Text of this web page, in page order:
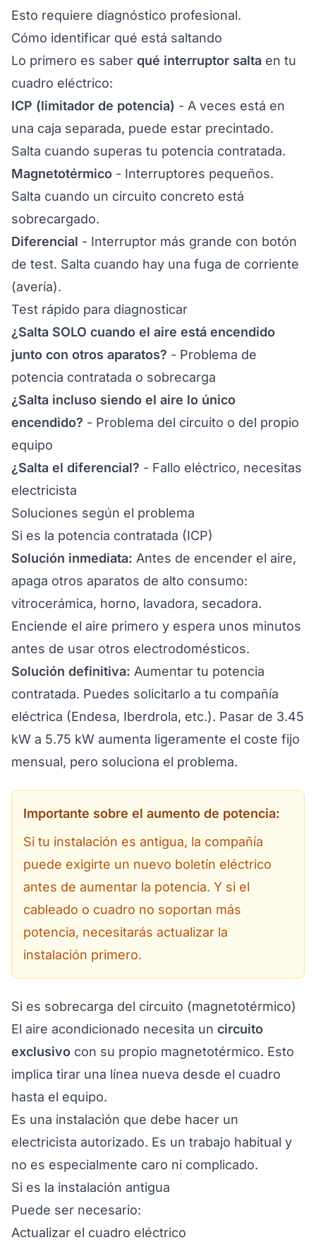
Esto requiere diagnóstico profesional.
Cómo identificar qué está saltando
Lo primero es saber qué interruptor salta en tu
cuadro eléctrico:
ICP (limitador de potencia) - A veces está en
una caja separada, puede estar precintado.
Salta cuando superas tu potencia contratada.
Magnetotérmico - Interruptores pequeños.
Salta cuando un circuito concreto está
sobrecargado.
Diferencial - Interruptor más grande con botón
de test. Salta cuando hay una fuga de corriente
(avería).
Test rápido para diagnosticar
¿Salta SOLO cuando el aire está encendido
junto con otros aparatos? - Problema de
potencia contratada o sobrecarga
¿Salta incluso siendo el aire lo único
encendido? - Problema del circuito o del propio
equipo
¿Salta el diferencial? - Fallo eléctrico, necesitas
electricista
Soluciones según el problema
Si es la potencia contratada (ICP)
Solución inmediata: Antes de encender el aire,
apaga otros aparatos de alto consumo:
vitrocerámica, horno, lavadora, secadora.
Enciende el aire primero y espera unos minutos
antes de usar otros electrodomésticos.
Solución definitiva: Aumentar tu potencia
contratada. Puedes solicitarlo a tu compañía
eléctrica (Endesa, Iberdrola, etc.). Pasar de 3.45
kW a 5.75 kW aumenta ligeramente el coste fijo
mensual, pero soluciona el problema.
Importante sobre el aumento de potencia:
Si tu instalación es antigua, la compañía
puede exigirte un nuevo boletín eléctrico
antes de aumentar la potencia. Y si el
cableado o cuadro no soportan más
potencia, necesitarás actualizar la
instalación primero.
Si es sobrecarga del circuito (magnetotérmico)
El aire acondicionado necesita un circuito
exclusivo con su propio magnetotérmico. Esto
implica tirar una línea nueva desde el cuadro
hasta el equipo.
Es una instalación que debe hacer un
electricista autorizado. Es un trabajo habitual y
no es especialmente caro ni complicado.
Si es la instalación antigua
Puede ser necesario:
Actualizar el cuadro eléctrico